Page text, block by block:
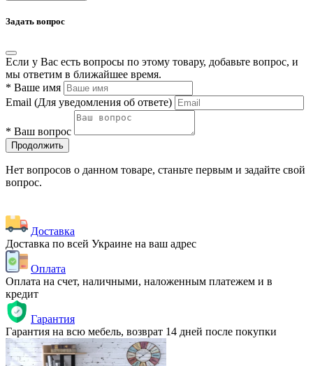
Задать вопрос
Если у Вас есть вопросы по этому товару, добавьте вопрос, и
мы ответим в ближайшее время.
* Ваше имя
Email (Для уведомления об ответе)
* Ваш вопрос
Продолжить
Нет вопросов о данном товаре, станьте первым и задайте свой
вопрос.
Доставка
Доставка по всей Украине на ваш адрес
Оплата
Оплата на счет, наличными, наложенным платежем и в
кредит
Гарантия
Гарантия на всю мебель, возврат 14 дней после покупки